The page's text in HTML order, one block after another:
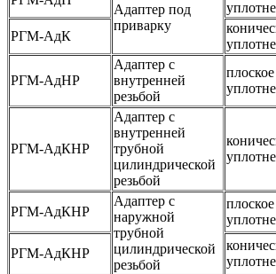
Адаптер под
приварку
РГМ-АдК
РГМ-АдНР
Адаптер с
внутренней
резьбой
плоское
РГМ-АдКНР
Адаптер с
внутренней
трубной
цилиндрической
резьбой
РГМ-АдКНР
Адаптер с
наружной
трубной
цилиндрической
резьбой
плоское
РГМ-АдКНР